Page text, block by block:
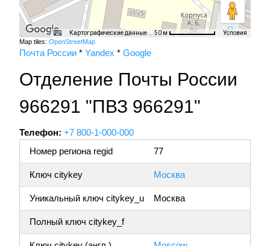
Картографические данные 50 м Условия
Map tiles: OpenStreetMap
Почта России * Yandex * Google
Отделение Почты России
966291 "ПВЗ 966291"
Телефон: +7 800-1-000-000
Номер региона regid
77
Ключ citykey Москва
Уникальный ключ citykey_u Москва
Полный ключ citykey_f